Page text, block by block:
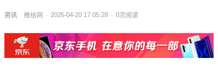
资讯 推给网 · 2026-04-20 17:05:28 · 0次阅读